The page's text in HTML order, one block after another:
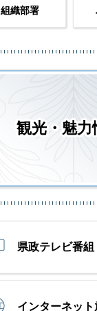
組織部署
観光・魅力
県政テレビ番組
インターネット